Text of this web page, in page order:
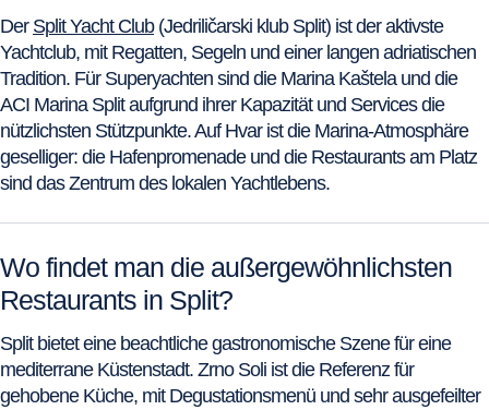
Der Split Yacht Club(Jedriličarski klub Split) ist der aktivste
Yachtclub, mit Regatten, Segeln und einer langen adriatischen
Tradition. Für Superyachten sind die Marina Kaštela und die
ACI Marina Split aufgrund ihrer Kapazität und Services die
nützlichsten Stützpunkte. Auf Hvar ist die Marina-Atmosphäre
geselliger: die Hafenpromenade und die Restaurants am Platz
sind das Zentrum des lokalen Yachtlebens.
Wo findet man die außergewöhnlichsten
Restaurants in Split?
Split bietet eine beachtliche gastronomische Szene für eine
mediterrane Küstenstadt. Zrno Soli ist die Referenz für
gehobene Küche, mit Degustationsmenü und sehr ausgefeilter